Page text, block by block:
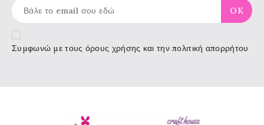
Συμφωνώ με τους όρους χρήσης και την πολιτική απορρήτου